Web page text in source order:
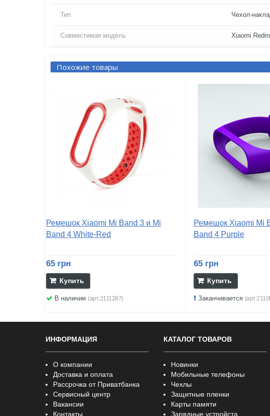
Тип Чехол-
Совместимая модель Xiaomi
Похожие товары
Ремешок Xiaomi Mi Band 3 и Mi
Band 4 White-Red
65 грн
Купить
В наличии (арт:2111287)
Ремешок Xiaomi Mi
Band 4 Purple
65 грн
Купить
Заканчивается
ИНФОРМАЦИЯ
О компании
Доставка и оплата
Рассрочка от Приватбанка
Сервисный центр
Вакансии
Контакты
КАТАЛОГ ТОВАРОВ
Новинки
Мобильные телефоны
Чехлы
Защитные пленки
Карты памяти
Зарядные устройста